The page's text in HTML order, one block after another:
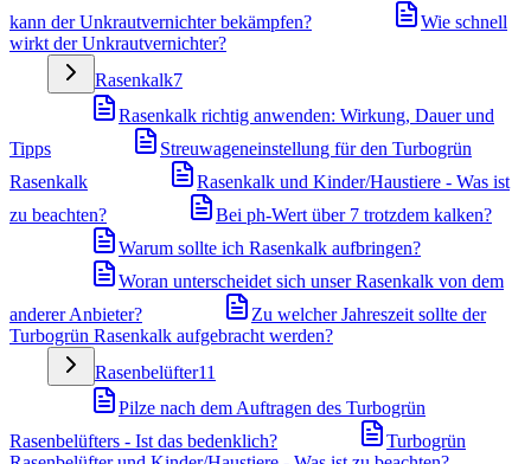
kann der Unkrautvernichter bekämpfen?
Wie schnell
wirkt der Unkrautvernichter?
Rasenkalk7
Rasenkalk richtig anwenden: Wirkung, Dauer und
Tipps
Streuwageneinstellung für den Turbogrün
Rasenkalk
Rasenkalk und Kinder/Haustiere - Was ist
zu beachten?
Bei ph-Wert über 7 trotzdem kalken?
Warum sollte ich Rasenkalk aufbringen?
Woran unterscheidet sich unser Rasenkalk von dem
anderer Anbieter?
Zu welcher Jahreszeit sollte der
Turbogrün Rasenkalk aufgebracht werden?
Rasenbelüfter11
Pilze nach dem Auftragen des Turbogrün
Rasenbelüfters - Ist das bedenklich?
Turbogrün